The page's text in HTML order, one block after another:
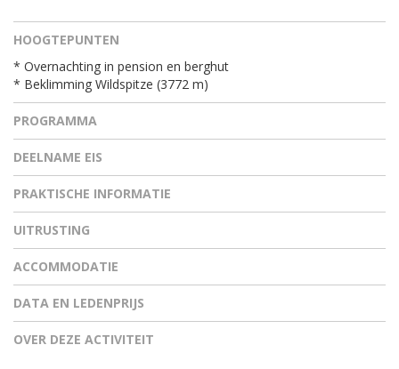
HOOGTEPUNTEN
* Overnachting in pension en berghut
* Beklimming Wildspitze (3772 m)
PROGRAMMA
DEELNAME EIS
PRAKTISCHE INFORMATIE
UITRUSTING
ACCOMMODATIE
DATA EN LEDENPRIJS
OVER DEZE ACTIVITEIT